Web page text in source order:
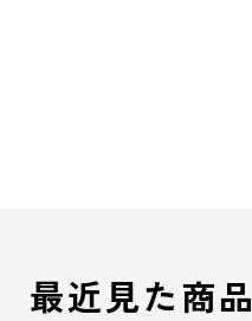
最近見た商品